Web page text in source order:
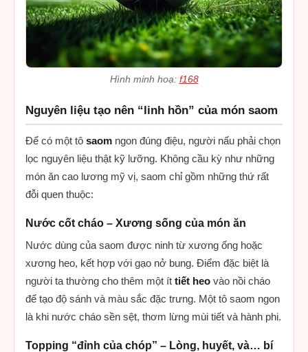
Hình minh hoạ: f168
Nguyên liệu tạo nên “linh hồn” của món saom
Để có một tô saom ngon đúng điệu, người nấu phải chọn
lọc nguyên liệu thật kỹ lưỡng. Không cầu kỳ như những
món ăn cao lương mỹ vị, saom chỉ gồm những thứ rất
đỗi quen thuộc:
Nước cốt cháo – Xương sống của món ăn
Nước dùng của saom được ninh từ xương ống hoặc
xương heo, kết hợp với gạo nở bung. Điểm đặc biệt là
người ta thường cho thêm một ít tiết heo vào nồi cháo
để tạo độ sánh và màu sắc đặc trưng. Một tô saom ngon
là khi nước cháo sền sệt, thơm lừng mùi tiết và hành phi.
Topping “đỉnh của chóp” – Lòng, huyết, và… bí